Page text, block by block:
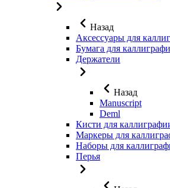
Назад
Аксессуары для
Бумага для
Держатели
Назад
Manuscript
Deml
Кисти для
Маркеры для
Наборы для
Перья